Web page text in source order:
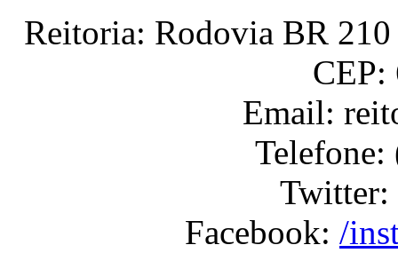
Reitoria: Rodovia BR
CEP:
Email:
Twitter:
Facebook: /